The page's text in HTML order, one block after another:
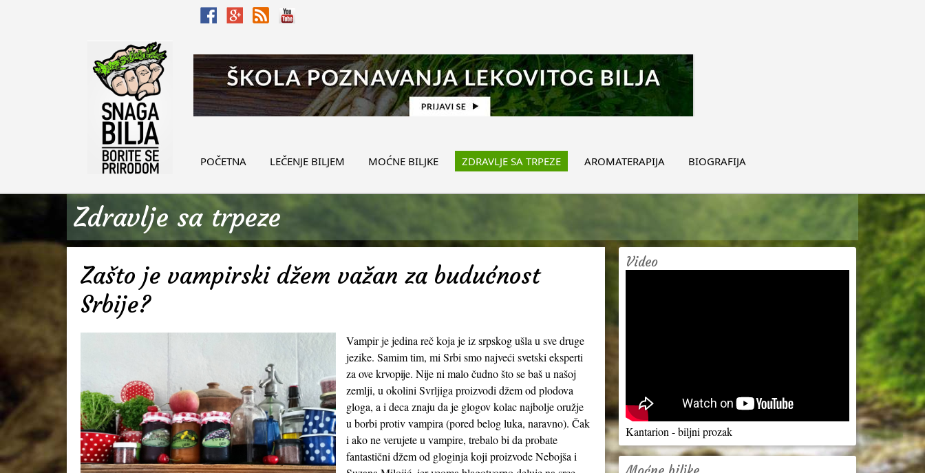
POČETNA LEČENJE BILJEM MOĆNE BILJKE ZDRAVLJE SA TRPEZE AROMATERAPIJA BIOGRAFIJA
Zdravlje sa trpeze
Zašto je vampirski džem važan za budućnost
Srbije?
Vampir je jedina reč koja je iz srpskog ušla u sve druge
jezike. Samim tim, mi Srbi smo najveći svetski eksperti
za ove krvopije. Nije ni malo čudno što se baš u našoj
zemlji, u okolini Svrljiga proizvodi džem od plodova
gloga, a i deca znaju da je glogov kolac najbolje oružje
u borbi protiv vampira (pored belog luka, naravno). Čak
i ako ne verujete u vampire, trebalo bi da probate
fantastični džem od gloginja koji proizvode Nebojša i
Video
Kantarion - biljni prozak